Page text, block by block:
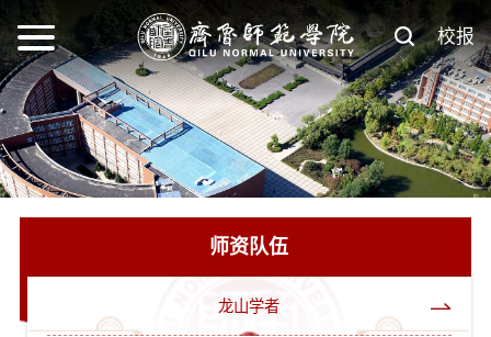
校报
师资队伍
龙山学者